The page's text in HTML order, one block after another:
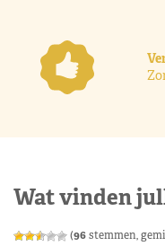
Wat vinden
(96stemmen,